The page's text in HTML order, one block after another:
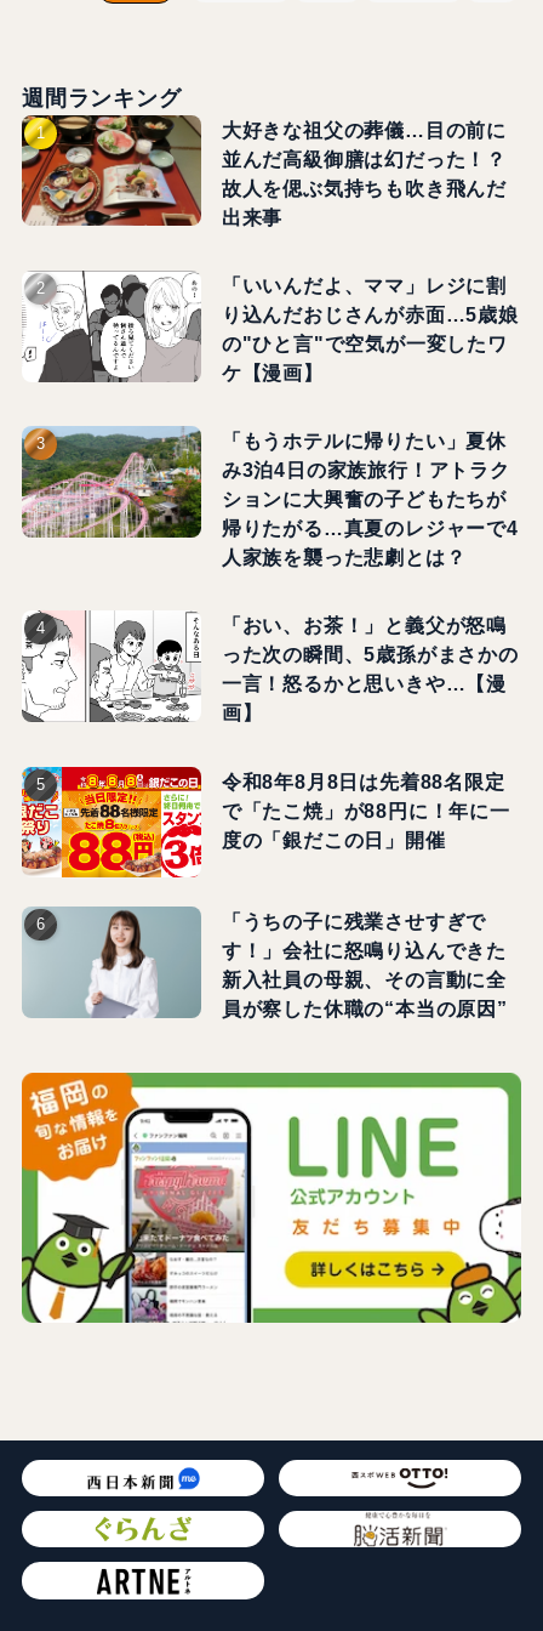
週間ランキング
大好きな祖父の葬儀…目の前に
並んだ高級御膳は幻だった！？
故人を偲ぶ気持ちも吹き飛んだ
出来事
「いいんだよ、ママ」レジに割
り込んだおじさんが赤面…5歳娘
の"ひと言"で空気が一変したワ
ケ【漫画】
「もうホテルに帰りたい」夏休
み3泊4日の家族旅行！アトラク
ションに大興奮の子どもたちが
帰りたがる…真夏のレジャーで4
人家族を襲った悲劇とは？
「おい、お茶！」と義父が怒鳴
った次の瞬間、5歳孫がまさかの
一言！怒るかと思いきや…【漫
画】
令和8年8月8日は先着88名限定
で「たこ焼」が88円に！年に一
度の「銀だこの日」開催
「うちの子に残業させすぎで
す！」会社に怒鳴り込んできた
新入社員の母親、その言動に全
員が察した休職の“本当の原因”